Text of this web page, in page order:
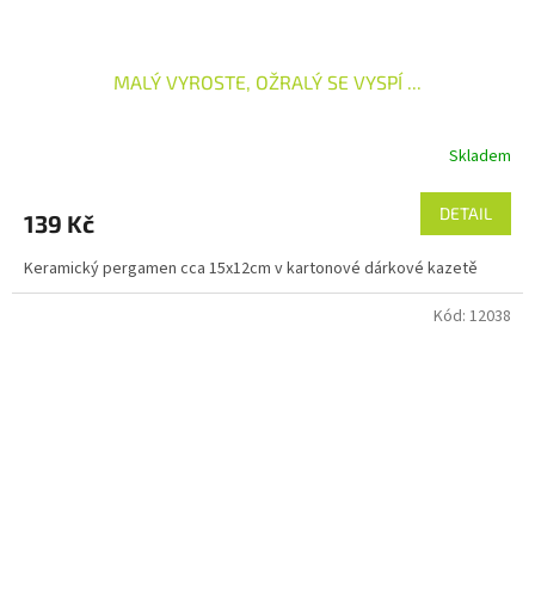
MALÝ VYROSTE, OŽRALÝ SE VYSPÍ ...
Skladem
139 Kč DETAIL
Keramický pergamen cca 15x12cm v kartonové dárkové kazetě
Kód: 12038